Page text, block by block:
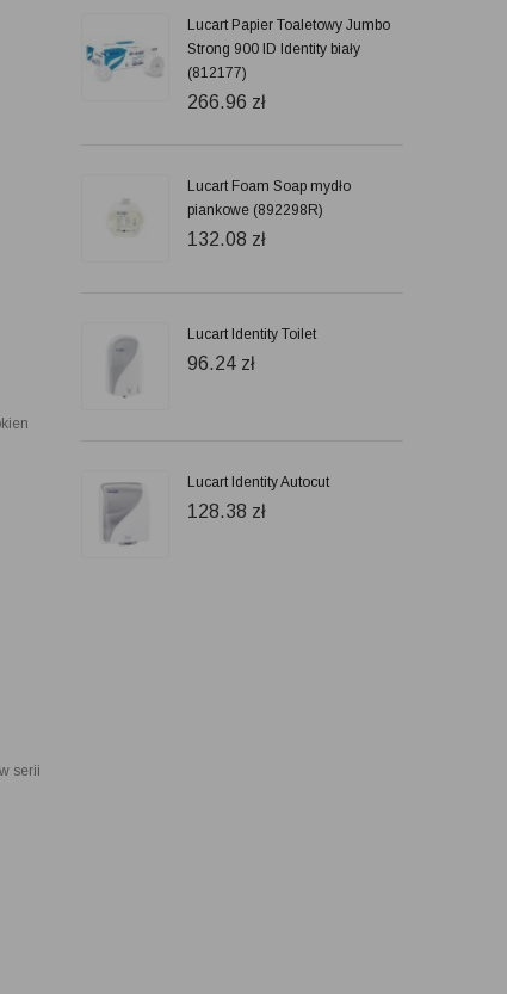
serii
Lucart Papier Toaletowy Jumbo
Strong 900 ID Identity biały
(812177)
266.96 zł
Lucart Foam Soap mydło
piankowe (892298R)
132.08 zł
Lucart Identity Toilet
96.24 zł
Lucart Identity Autocut
128.38 zł